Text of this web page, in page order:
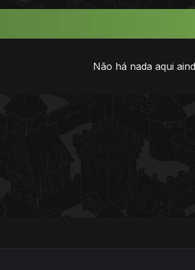
Não há nada aqui